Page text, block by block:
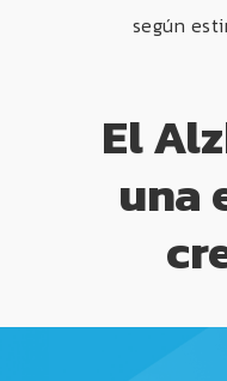
según
El
una